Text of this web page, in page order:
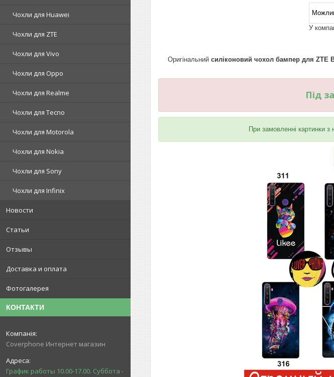
Чохли для Huawei
Чохли для ZTE
Чохли для Vivo
Чохли для Oppo
Чохли для Realme
Чохли для Tecno
Чохли для Motorola
Чохли для Nokia
Чохли для Sony
Чохли для Infinix
Новости
Статьи
Отзывы
Доставка и оплата
Фотогалерея
КОНТАКТИ
Coverphone Интернет магазин
График работы 10.00-17.00. Суббота -
У
Оригінальний силіконовий чохол бампер для ZTE
Під
При замовленні картинки з